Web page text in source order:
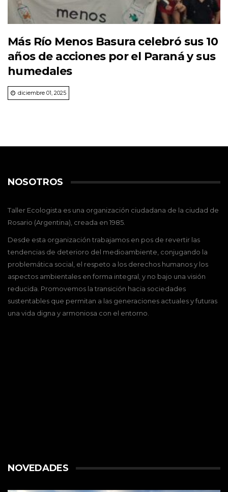
Más Río Menos Basura celebró sus 10
años de acciones por el Paraná y sus
humedales
diciembre 01, 2025
NOSOTROS
Taller Ecologista es una organización ciudadana de la ciudad de
Rosario (Argentina), creada en 1985.
Desde esta organización trabajamos en pos de revertir las
tendencias de deterioro del medioambiente, conjugando la
problemática social, el respeto a los derechos humanos y los
aspectos ambientales en forma integral, y no bajo una visión
reducida. Promovemos la transición hacia sociedades
sustentables que permitan a las generaciones actuales y futuras
una vida digna y armoniosa con el entorno.
NOVEDADES